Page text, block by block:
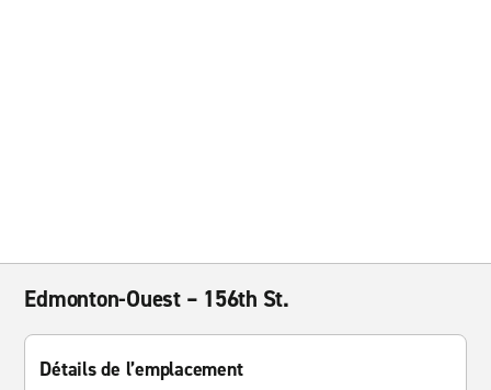
Edmonton-Ouest – 156th St.
Détails de l’emplacement